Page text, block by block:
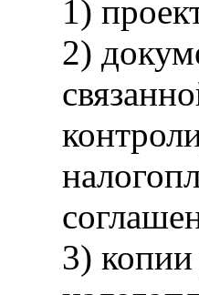
1)
2)
3)